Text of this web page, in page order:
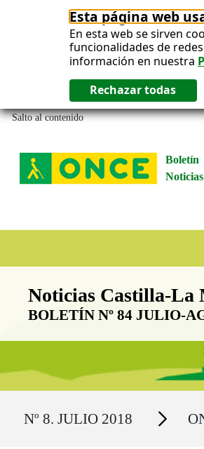
Esta página web
En esta web se sirven
funcionalidades de
información en nuestra
Salto al contenido
Boletín
Boletín Noticias
Noticias Castilla-La
BOLETÍN Nº 84 JULIO-
Nº 8. JULIO 2018 Secciones